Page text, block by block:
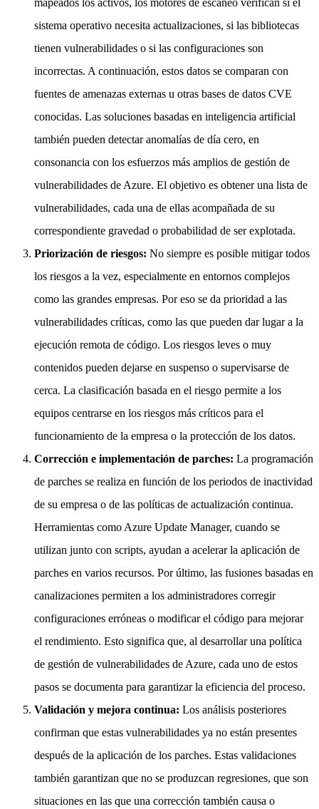
sistema operativo necesita actualizaciones, si las bibliotecas
tienen vulnerabilidades o si las configuraciones son
incorrectas. A continuación, estos datos se comparan con
fuentes de amenazas externas u otras bases de datos CVE
conocidas. Las soluciones basadas en inteligencia artificial
también pueden detectar anomalías de día cero, en
consonancia con los esfuerzos más amplios de gestión de
vulnerabilidades de Azure. El objetivo es obtener una lista de
vulnerabilidades, cada una de ellas acompañada de su
correspondiente gravedad o probabilidad de ser explotada.
Priorización de riesgos: No siempre es posible mitigar todos
los riesgos a la vez, especialmente en entornos complejos
como las grandes empresas. Por eso se da prioridad a las
vulnerabilidades críticas, como las que pueden dar lugar a la
ejecución remota de código. Los riesgos leves o muy
contenidos pueden dejarse en suspenso o supervisarse de
cerca. La clasificación basada en el riesgo permite a los
equipos centrarse en los riesgos más críticos para el
funcionamiento de la empresa o la protección de los datos.
Corrección e implementación de parches: La programación
de parches se realiza en función de los periodos de inactividad
de su empresa o de las políticas de actualización continua.
Herramientas como Azure Update Manager, cuando se
utilizan junto con scripts, ayudan a acelerar la aplicación de
parches en varios recursos. Por último, las fusiones basadas en
canalizaciones permiten a los administradores corregir
configuraciones erróneas o modificar el código para mejorar
el rendimiento. Esto significa que, al desarrollar una política
de gestión de vulnerabilidades de Azure, cada uno de estos
pasos se documenta para garantizar la eficiencia del proceso.
Validación y mejora continua: Los análisis posteriores
confirman que estas vulnerabilidades ya no están presentes
después de la aplicación de los parches. Estas validaciones
también garantizan que no se produzcan regresiones, que son
situaciones en las que una corrección también causa o